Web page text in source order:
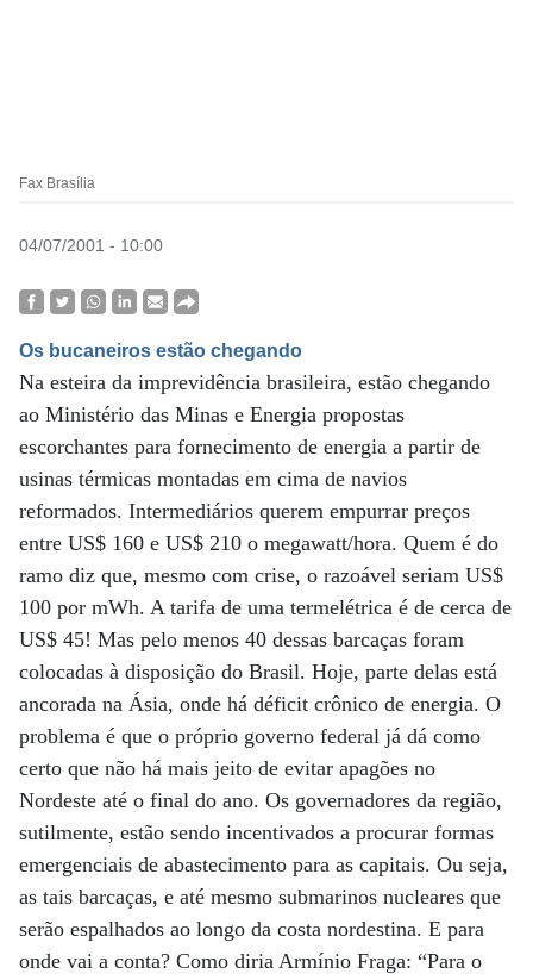
Fax Brasília
04/07/2001 - 10:00
Os bucaneiros estão chegando
Na esteira da imprevidência brasileira, estão chegando
ao Ministério das Minas e Energia propostas
escorchantes para fornecimento de energia a partir de
usinas térmicas montadas em cima de navios
reformados. Intermediários querem empurrar preços
entre US$ 160 e US$ 210 o megawatt/hora. Quem é do
ramo diz que, mesmo com crise, o razoável seriam US$
100 por mWh. A tarifa de uma termelétrica é de cerca de
US$ 45! Mas pelo menos 40 dessas barcaças foram
colocadas à disposição do Brasil. Hoje, parte delas está
ancorada na Ásia, onde há déficit crônico de energia. O
problema é que o próprio governo federal já dá como
certo que não há mais jeito de evitar apagões no
Nordeste até o final do ano. Os governadores da região,
sutilmente, estão sendo incentivados a procurar formas
emergenciais de abastecimento para as capitais. Ou seja,
as tais barcaças, e até mesmo submarinos nucleares que
serão espalhados ao longo da costa nordestina. E para
onde vai a conta? Como diria Armínio Fraga: “Para o